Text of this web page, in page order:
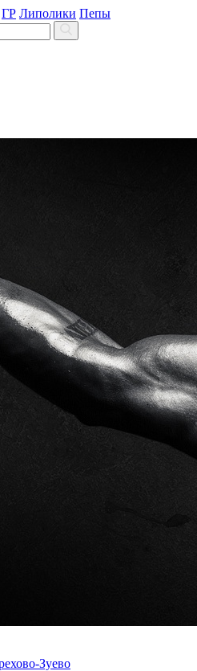
ГР Липолики Пепы
Зуево